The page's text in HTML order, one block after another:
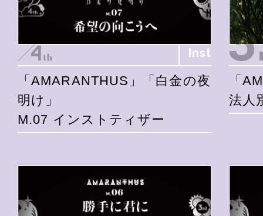
Inst
「AMARANTHUS」「白金の夜
明け」
M.07 インストティザー
「
法人